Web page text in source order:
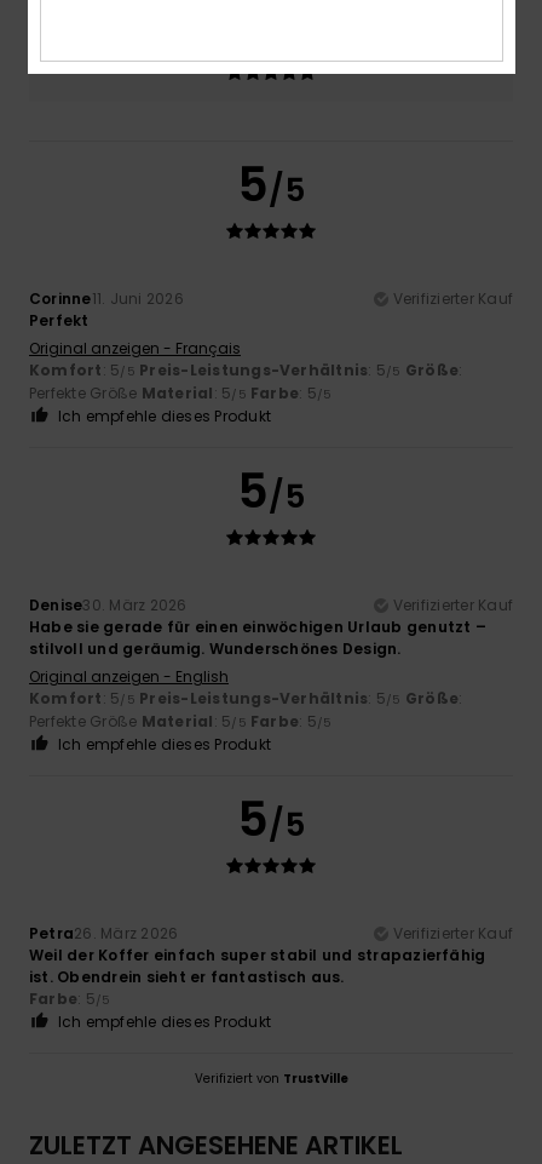
5/5
Corinne11. Juni 2026
Verifizierter Kauf
Perfekt
Original anzeigen - Français
Komfort: 5/5 Preis-Leistungs-Verhältnis: 5/5 Größe:
Perfekte Größe Material: 5/5 Farbe: 5/5
Ich empfehle dieses Produkt
5/5
Denise30. März 2026
Verifizierter Kauf
Habe sie gerade für einen einwöchigen Urlaub genutzt –
stilvoll und geräumig. Wunderschönes Design.
Original anzeigen - English
Komfort: 5/5 Preis-Leistungs-Verhältnis: 5/5 Größe:
Perfekte Größe Material: 5/5 Farbe: 5/5
Ich empfehle dieses Produkt
5/5
Petra26. März 2026
Verifizierter Kauf
Weil der Koffer einfach super stabil und strapazierfähig
ist. Obendrein sieht er fantastisch aus.
Farbe: 5/5
Ich empfehle dieses Produkt
Verifiziert von TrustVille
ZULETZT ANGESEHENE ARTIKEL